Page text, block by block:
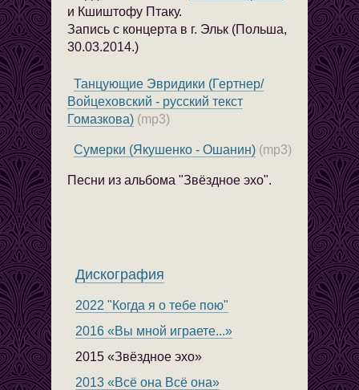
Дискография
2022 "Когда я о тебе пою"
2016 «Вы мной играете...»
2015 «Звёздное эхо»
2013 «Всё она Всё она»
и Кшиштофу Птаку.
Запись с концерта в г. Эльк (Польша,
30.03.2014.)
Танцующие Эвридики (Гертнер/
Войцеховский - русский текст
Гомазкова) (mp3)
Сумерки (Якушенко - Ошанин) (mp3)
Песни из альбома "Звёздное эхо".